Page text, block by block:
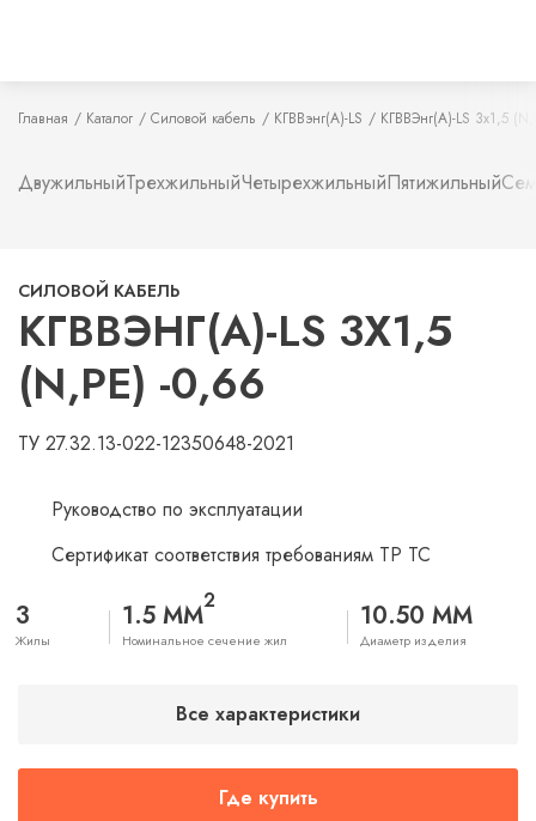
Главная Каталог Силовой кабель КГВВэнг(А)-LS КГВВЭнг(А)-LS 3х1,5
ДвужильныйТрехжильныйЧетырехжильныйПятижильный
СИЛОВОЙ КАБЕЛЬ
КГВВЭНГ(А)-LS 3Х1,5
(N,PE) -0,66
ТУ 27.32.13-022-12350648-2021
Руководство по эксплуатации
Сертификат соответствия требованиям ТР ТС
3
Жилы
1.5 ММ2
Номинальное сечение жил
10.50 ММ
Диаметр изделия
Все характеристики
Где купить